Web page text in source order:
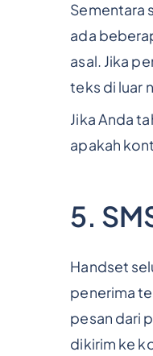
Sementara
ada
asal. Jika
teks di luar
Jika Anda
apakah
5.
Handset
penerima
pesan dari
dikirim ke